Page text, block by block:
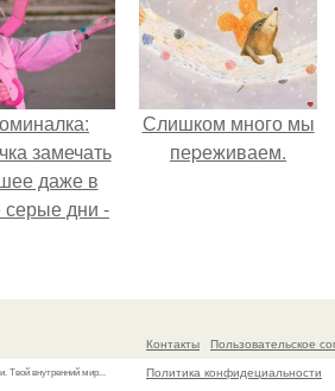
замечать
даже в
дни -
Слишком много мы
пеpеживаем.
внутренний мир...
Контакты
Пользовательское
Политика конфидециальности